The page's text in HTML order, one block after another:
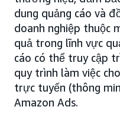
dung quảng cáo và
doanh nghiệp thuộc
quả trong lĩnh vực
cáo có thể truy cập
quy trình làm việc
trực tuyến (thông
Amazon Ads.